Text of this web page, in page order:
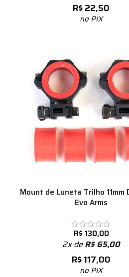
R$22,50
no PIX
Mount de Luneta Trilho 11mm
Evo Arms
R$ 130,00
2x deR$65,00
R$117,00
no PIX